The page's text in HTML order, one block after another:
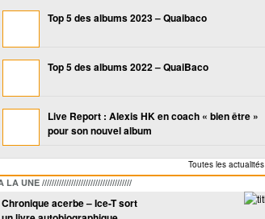
Top 5 des albums 2023 – Quaibaco
Top 5 des albums 2022 – QuaiBaco
Live Report : Alexis HK en coach « bien être »
pour son nouvel album
Toutes les actualités
LA UNE /////////////////////////////////////
Chronique acerbe – Ice-T sort